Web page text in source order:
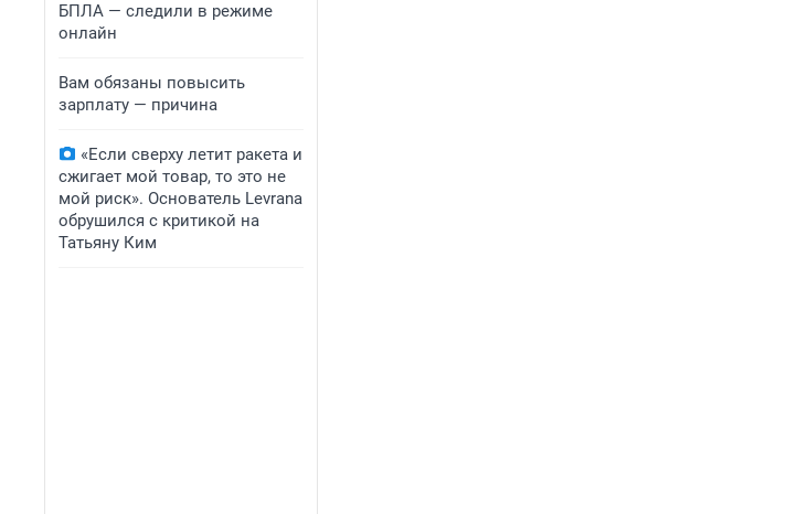
БПЛА — следили в режиме
онлайн
Вам обязаны повысить
зарплату — причина
«Если сверху летит ракета и
сжигает мой товар, то это не
мой риск». Основатель Levrana
обрушился с критикой на
Татьяну Ким